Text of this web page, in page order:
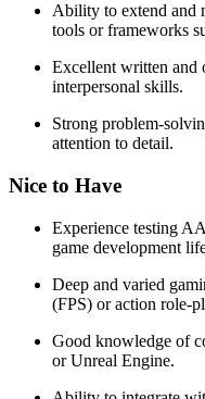
Ability to extend and
tools or frameworks
Excellent written and
interpersonal skills.
Strong problem-
attention to detail.
Nice to Have
Experience testing
game development
Deep and varied
(FPS) or action role-
Good knowledge of
or Unreal Engine.